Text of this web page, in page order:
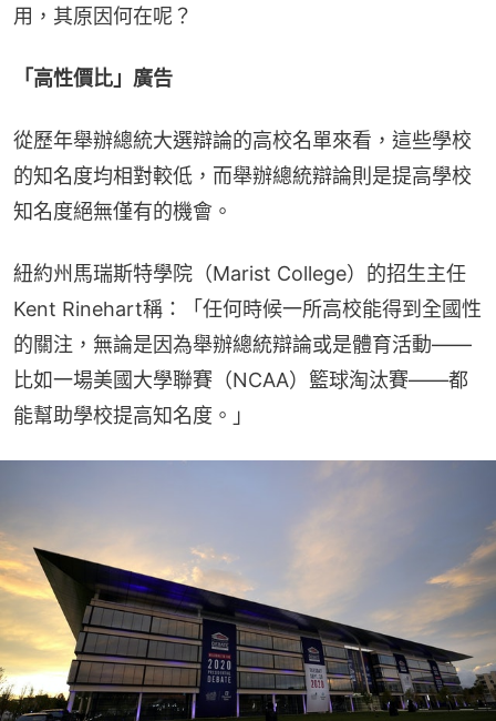
用，其原因何在呢？
「高性價比」廣告
從歷年舉辦總統大選辯論的高校名單來看，這些學校
的知名度均相對較低，而舉辦總統辯論則是提高學校
知名度絕無僅有的機會。
紐約州馬瑞斯特學院（Marist College）的招生主任
Kent Rinehart稱：「任何時候一所高校能得到全國性
的關注，無論是因為舉辦總統辯論或是體育活動——
比如一場美國大學聯賽（NCAA）籃球淘汰賽——都
能幫助學校提高知名度。」